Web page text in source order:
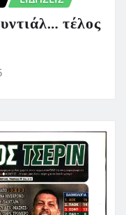
τέλος